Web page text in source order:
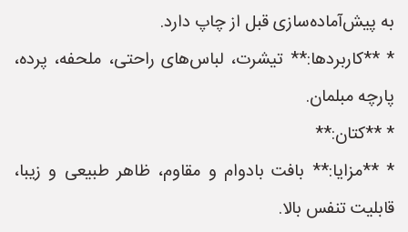
به پیش‌آماده‌سازی قبل از چاپ دارد.
* **کاربردها:** تیشرت، لباس‌های راحتی، ملحفه، پرده،
پارچه مبلمان.
* **کتان:**
* **مزایا:** بافت بادوام و مقاوم، ظاهر طبیعی و زیبا،
قابلیت تنفس بالا.